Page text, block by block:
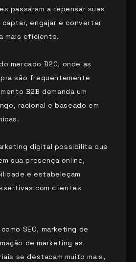
passaram a repensar suas
captar, engajar e converter
mais eficiente.
mercado B2C, onde as
são frequentemente
B2B demanda um
racional e baseado em
digital possibilita que
sua presença online,
e estabeleçam
com clientes
SEO, marketing de
de marketing as
se destacam muito mais,